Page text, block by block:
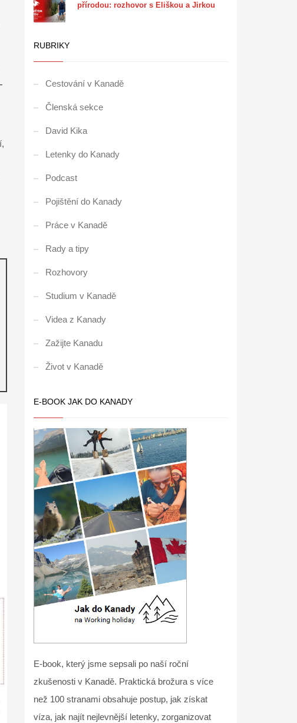
přírodou: rozhovor s Eliškou a Jirkou
RUBRIKY
Cestování v Kanadě
Členská sekce
David Kika
Letenky do Kanady
Podcast
Pojištění do Kanady
Práce v Kanadě
Rady a tipy
Rozhovory
Studium v Kanadě
Videa z Kanady
Zažijte Kanadu
Život v Kanadě
E-BOOK JAK DO KANADY
E-book, který jsme sepsali po naší roční
zkušenosti v Kanadě. Praktická brožura s více
než 100 stranami obsahuje postup, jak získat
víza, jak najít nejlevnější letenky, zorganizovat